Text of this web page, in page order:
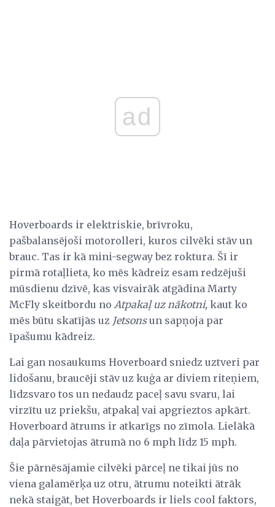
ad
Hoverboards ir elektriskie, brīvroku,
pašbalansējoši motorolleri, kuros cilvēki stāv un
brauc. Tas ir kā mini-segway bez roktura. Šī ir
pirmā rotaļlieta, ko mēs kādreiz esam redzējuši
mūsdienu dzīvē, kas visvairāk atgādina Marty
McFly skeitbordu no Atpakaļ uz nākotni, kaut ko
mēs būtu skatījās uz Jetsonsun sapņoja par
īpašumu kādreiz.
Lai gan nosaukums Hoverboard sniedz uztveri par
lidošanu, braucēji stāv uz kuģa ar diviem riteņiem,
līdzsvaro tos un nedaudz paceļ savu svaru, lai
virzītu uz priekšu, atpakaļ vai apgrieztos apkārt.
Hoverboard ātrums ir atkarīgs no zīmola. Lielākā
daļa pārvietojas ātrumā no 6 mph līdz 15 mph.
Šie pārnēsājamie cilvēki pārceļ ne tikai jūs no
viena galamērķa uz otru, ātrumu noteikti ātrāk
nekā staigāt, bet Hoverboards ir liels cool faktors,